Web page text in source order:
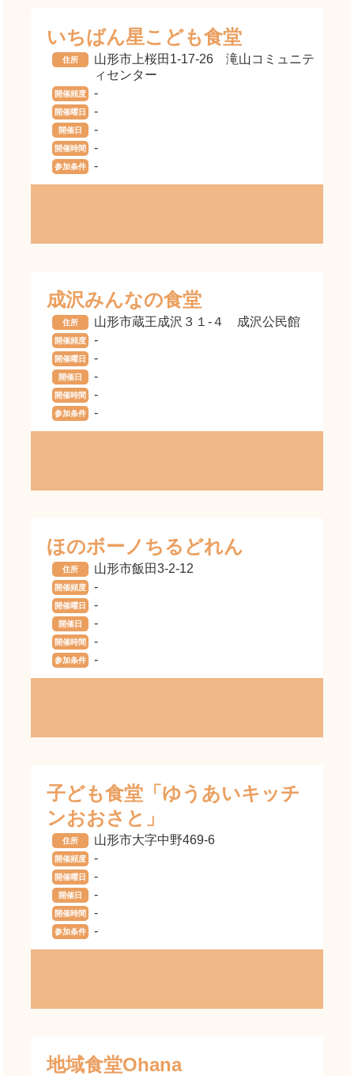
いちばん星こども食堂
住所
山形市上桜田1-17-26 滝山コミュニテ
ィセンター
開催頻度 -
開催曜日 -
開催日 -
開催時間 -
参加条件 -
成沢みんなの食堂
住所 山形市蔵王成沢３１-４ 成沢公民館
開催頻度 -
開催曜日 -
開催日 -
開催時間 -
参加条件 -
ほのボーノちるどれん
住所 山形市飯田3-2-12
開催頻度 -
開催曜日 -
開催日 -
開催時間 -
参加条件 -
子ども食堂「ゆうあいキッチ
ンおおさと」
住所 山形市大字中野469-6
開催頻度 -
開催曜日 -
開催日 -
開催時間 -
参加条件 -
地域食堂Ohana